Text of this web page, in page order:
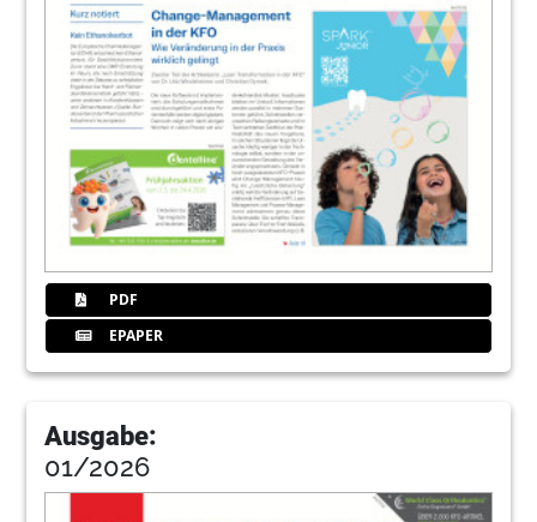
PDF
EPAPER
Ausgabe:
01/2026